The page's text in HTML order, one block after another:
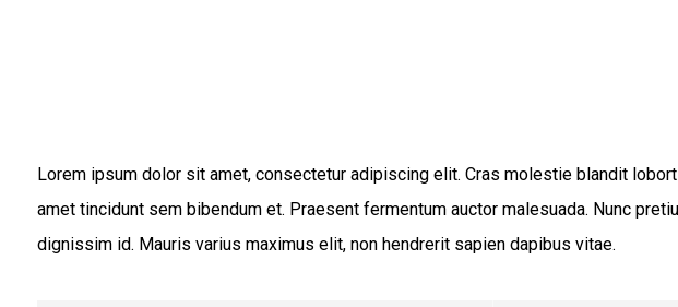
Lorem ipsum dolor sit amet, consectetur adipiscing elit. Cras molestie blandit
amet tincidunt sem bibendum et. Praesent fermentum auctor malesuada. Nunc
dignissim id. Mauris varius maximus elit, non hendrerit sapien dapibus vitae.